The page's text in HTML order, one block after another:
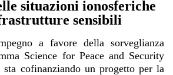
situazioni ionosferiche
sensibili
a favore della sorveglianza
Science for Peace and Security
cofinanziando un progetto per la